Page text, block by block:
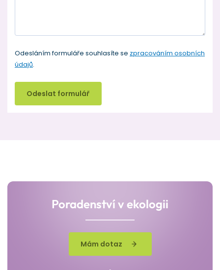
Odesláním formuláře souhlasíte se zpracováním osobních
údajů.
Odeslat formulář
Poradenství v ekologii
Mám dotaz